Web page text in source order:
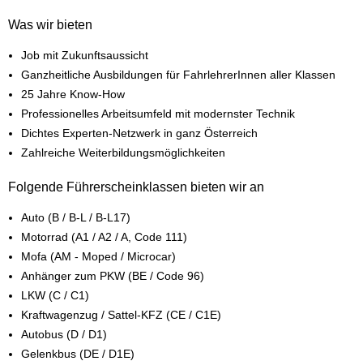
Was wir bieten
Job mit Zukunftsaussicht
Ganzheitliche Ausbildungen für FahrlehrerInnen aller Klassen
25 Jahre Know-How
Professionelles Arbeitsumfeld mit modernster Technik
Dichtes Experten-Netzwerk in ganz Österreich
Zahlreiche Weiterbildungsmöglichkeiten
Folgende Führerscheinklassen bieten wir an
Auto (B / B-L / B-L17)
Motorrad (A1 / A2 / A, Code 111)
Mofa (AM - Moped / Microcar)
Anhänger zum PKW (BE / Code 96)
LKW (C / C1)
Kraftwagenzug / Sattel-KFZ (CE / C1E)
Autobus (D / D1)
Gelenkbus (DE / D1E)